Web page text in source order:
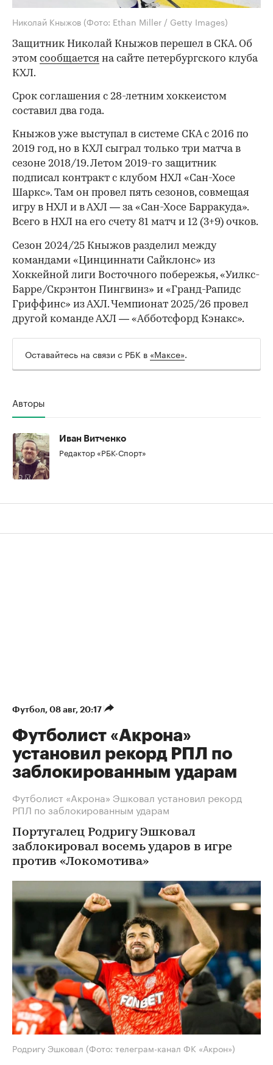
Николай Кныжов (Фото: Ethan Miller / Getty Images)
Защитник Николай Кныжов перешел в СКА. Об
этом сообщается на сайте петербургского клуба
КХЛ.
Срок соглашения с 28-летним хоккеистом
составил два года.
Кныжов уже выступал в системе СКА с 2016 по
2019 год, но в КХЛ сыграл только три матча в
сезоне 2018/19. Летом 2019-го защитник
подписал контракт с клубом НХЛ «Сан-Хосе
Шаркс». Там он провел пять сезонов, совмещая
игру в НХЛ и в АХЛ — за «Сан-Хосе Барракуда».
Всего в НХЛ на его счету 81 матч и 12 (3+9) очков.
Сезон 2024/25 Кныжов разделил между
командами «Цинциннати Сайклонс» из
Хоккейной лиги Восточного побережья, «Уилкс-
Барре/Скрэнтон Пингвинз» и «Гранд-Рапидс
Гриффинс» из АХЛ. Чемпионат 2025/26 провел
другой команде АХЛ — «Абботсфорд Кэнакс».
Оставайтесь на связи с РБК в «Максе».
Авторы
Иван Витченко
Редактор «РБК-Спорт»
Футбол⁠, 08 авг, 20:17
Футболист «Акрона»
установил рекорд РПЛ по
заблокированным ударам
Футболист «Акрона» Эшковал установил рекорд
РПЛ по заблокированным ударам
Португалец Родригу Эшковал
заблокировал восемь ударов в игре
против «Локомотива»
Родригу Эшковал (Фото: телеграм-канал ФК «Акрон»)